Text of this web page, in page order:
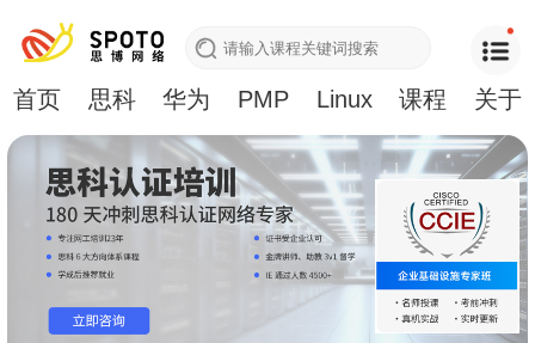
首页 思科 华为 PMP Linux 课程 关于